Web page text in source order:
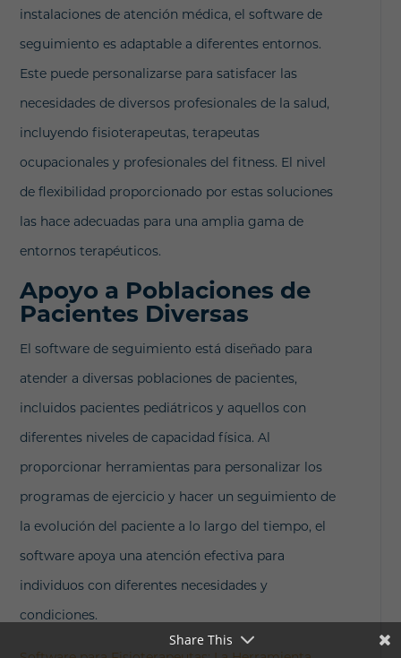
instalaciones de atención médica, el software de
seguimiento es adaptable a diferentes entornos.
Este puede personalizarse para satisfacer las
necesidades de diversos profesionales de la salud,
incluyendo fisioterapeutas, terapeutas
ocupacionales y profesionales del fitness. El nivel
de flexibilidad proporcionado por estas soluciones
las hace adecuadas para una amplia gama de
entornos terapéuticos.
Apoyo a Poblaciones de
Pacientes Diversas
El software de seguimiento está diseñado para
atender a diversas poblaciones de pacientes,
incluidos pacientes pediátricos y aquellos con
diferentes niveles de capacidad física. Al
proporcionar herramientas para personalizar los
programas de ejercicio y hacer un seguimiento de
la evolución del paciente a lo largo del tiempo, el
software apoya una atención efectiva para
individuos con diferentes necesidades y
condiciones.
Share This